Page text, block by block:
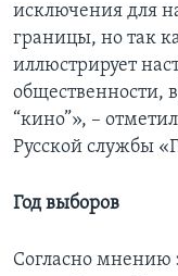
исключения для
границы, но так
иллюстрирует
общественности,
“кино”», –
Русской службы
Год выборов
Согласно мнению